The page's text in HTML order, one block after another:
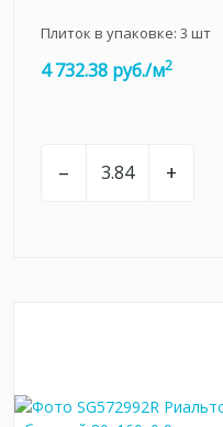
Плиток в упаковке: 3 шт
4 732.38 руб./м2
– +